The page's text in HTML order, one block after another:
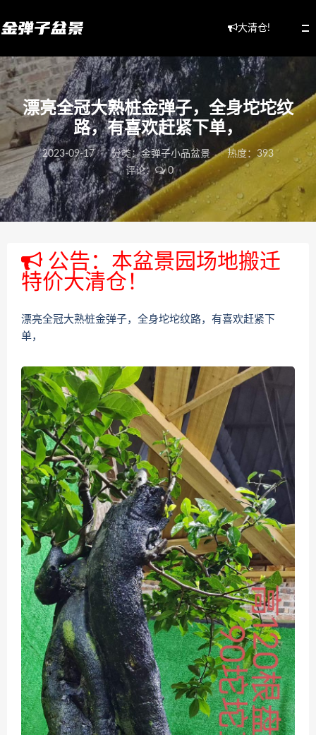
大清仓!
漂亮全冠大熟桩金弹子，全身坨坨纹
路，有喜欢赶紧下单，
2023-09-17 分类：金弹子小品盆景
热度：393
评论：
0
公告：本盆景园场地搬迁
特价大清仓！
漂亮全冠大熟桩金弹子，全身坨坨纹路，有喜欢赶紧下
单，